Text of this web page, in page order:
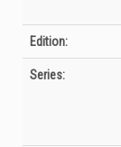
Edition:
Series: